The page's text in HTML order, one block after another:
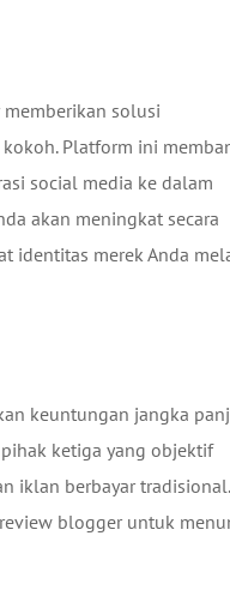
solusi
Platform ini
social media ke dalam
akan meningkat secara
identitas merek Anda
keuntungan jangka
ketiga yang objektif
iklan berbayar tradisional.
blogger untuk